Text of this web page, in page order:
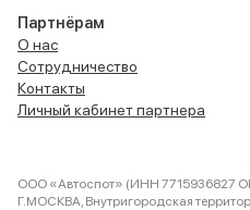
Партнёрам
О нас
Сотрудничество
Контакты
Личный кабинет партнера
ООО «Автоспот» (ИНН 7715936827
Г.МОСКВА, Внутригородская